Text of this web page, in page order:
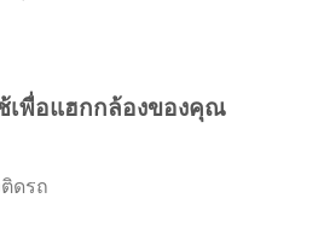
เพื่อแฮกกล้องของคุณ